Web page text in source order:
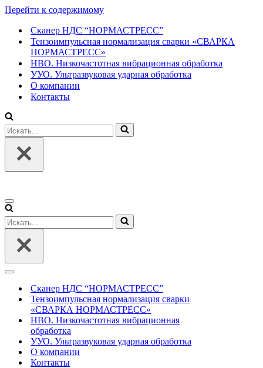
Перейти к содержимому
Сканер НДС “НОРМАСТРЕСС”
Тензоимпульсная нормализация сварки «СВАРКА
НОРМАСТРЕСС»
НВО. Низкочастотная вибрационная обработка
УУО. Ультразвуковая ударная обработка
О компании
Контакты
Искать...
Меню
навигации
Искать...
Меню
навигацииСканер НДС “НОРМАСТРЕСС”
Тензоимпульсная нормализация сварки
«СВАРКА НОРМАСТРЕСС»
НВО. Низкочастотная вибрационная
обработка
УУО. Ультразвуковая ударная обработка
О компании
Контакты